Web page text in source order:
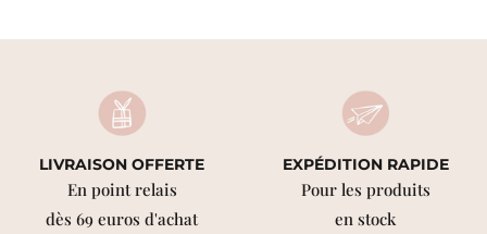
LIVRAISON OFFERTE
En point relais
dès 69 euros d'achat
EXPÉDITION RAPIDE
Pour les produits
en stock